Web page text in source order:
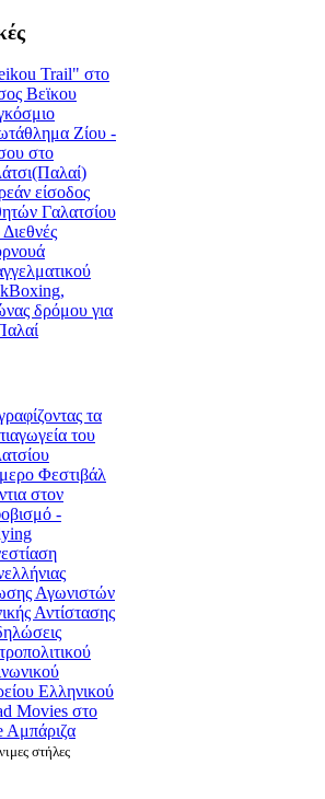
Trail" στο
Βεϊκου
Ζίου -
στο
είσοδος
Γαλατσίου
δρόμου για
τα
του
Φεστιβάλ
στον
-
Αγωνιστών
Αντίστασης
Ελληνικού
Movies στο
Aμπάριζα
στήλες